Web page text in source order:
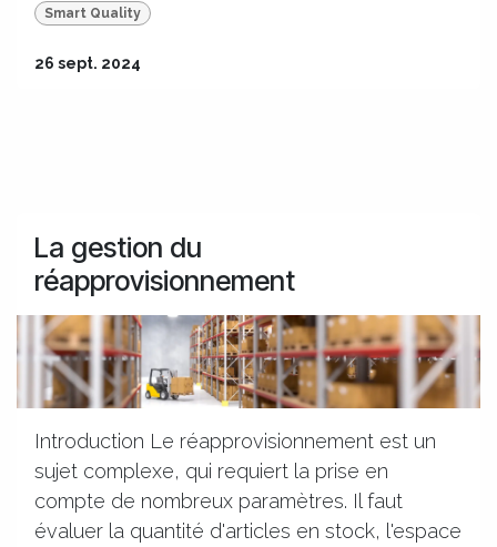
Smart Quality
26 sept. 2024
La gestion du
réapprovisionnement
Introduction Le réapprovisionnement est un
sujet complexe, qui requiert la prise en
compte de nombreux paramètres. Il faut
évaluer la quantité d'articles en stock, l'espace